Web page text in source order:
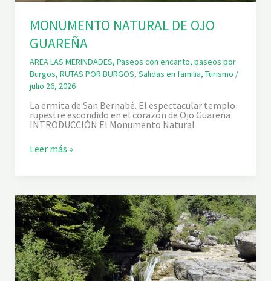
MONUMENTO NATURAL DE OJO
GUAREÑA
AREA LAS MERINDADES, Paseos con encanto, paseos por
Burgos, RUTAS POR BURGOS, Salidas en familia, Turismo /
julio 26, 2026
La ermita de San Bernabé. El espectacular templo
rupestre escondido en el corazón de Ojo Guareña
INTRODUCCIÓN El Monumento Natural
M
E
N
T
O
N
A
T
U
R
Leer más »